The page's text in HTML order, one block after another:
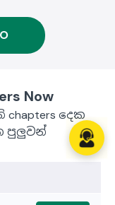
Now
දෙක
පුලුවන්